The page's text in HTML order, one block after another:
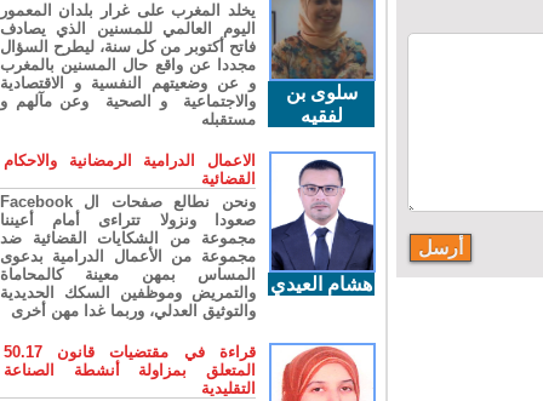
سلوى بن
لفقيه
يخلد المغرب على غرار بلدان المعمور
اليوم العالمي للمسنين الذي يصادف
فاتح أكتوبر من كل سنة، ليطرح السؤال
مجددا عن واقع حال المسنين بالمغرب
و عن وضعيتهم النفسية و الاقتصادية
والاجتماعية و الصحية وعن مآلهم و
مستقبله
هشام العيدي
الاعمال الدرامية الرمضانية والاحكام
القضائية
ونحن نطالع صفحات ال Facebook
صعودا ونزولا تتراءى أمام أعيننا
مجموعة من الشكايات القضائية ضد
مجموعة من الأعمال الدرامية بدعوى
المساس بمهن معينة كالمحاماة
والتمريض وموظفين السكك الحديدية
والتوثيق العدلي، وربما غدا مهن أخرى
قراءة في مقتضيات قانون 50.17
المتعلق بمزاولة أنشطة الصناعة
التقليدية